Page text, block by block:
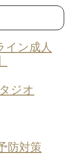
イン成人
ジオ
防対策